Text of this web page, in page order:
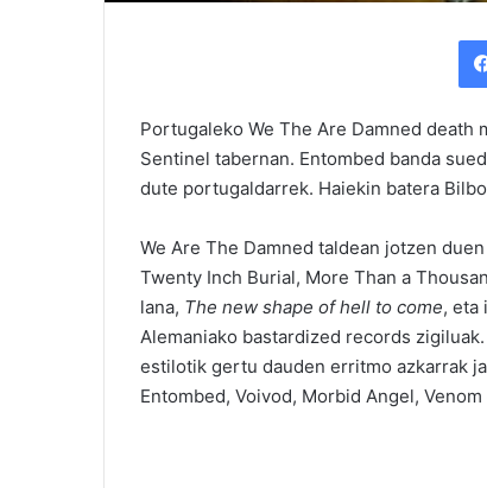
Portugaleko We The Are Damned death
Sentinel tabernan. Entombed banda
dute portugaldarrek. Haiekin batera
We Are The Damned taldean jotzen
Twenty Inch Burial, More Than a
lana, The new shape of hell to come, eta
Alemaniako bastardized records
estilotik gertu dauden erritmo azkarrak
Entombed, Voivod, Morbid Angel,